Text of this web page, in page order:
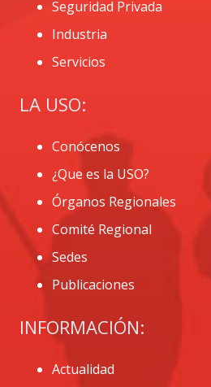
Seguridad Privada
Industria
Servicios
LA USO:
Conócenos
¿Que es la USO?
Órganos Regionales
Comité Regional
Sedes
Publicaciones
INFORMACIÓN:
Actualidad